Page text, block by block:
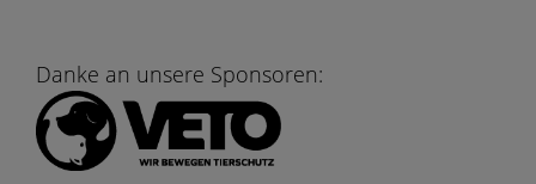
Danke an unsere Sponsoren: